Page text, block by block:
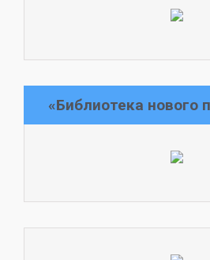
«Библиотека нового